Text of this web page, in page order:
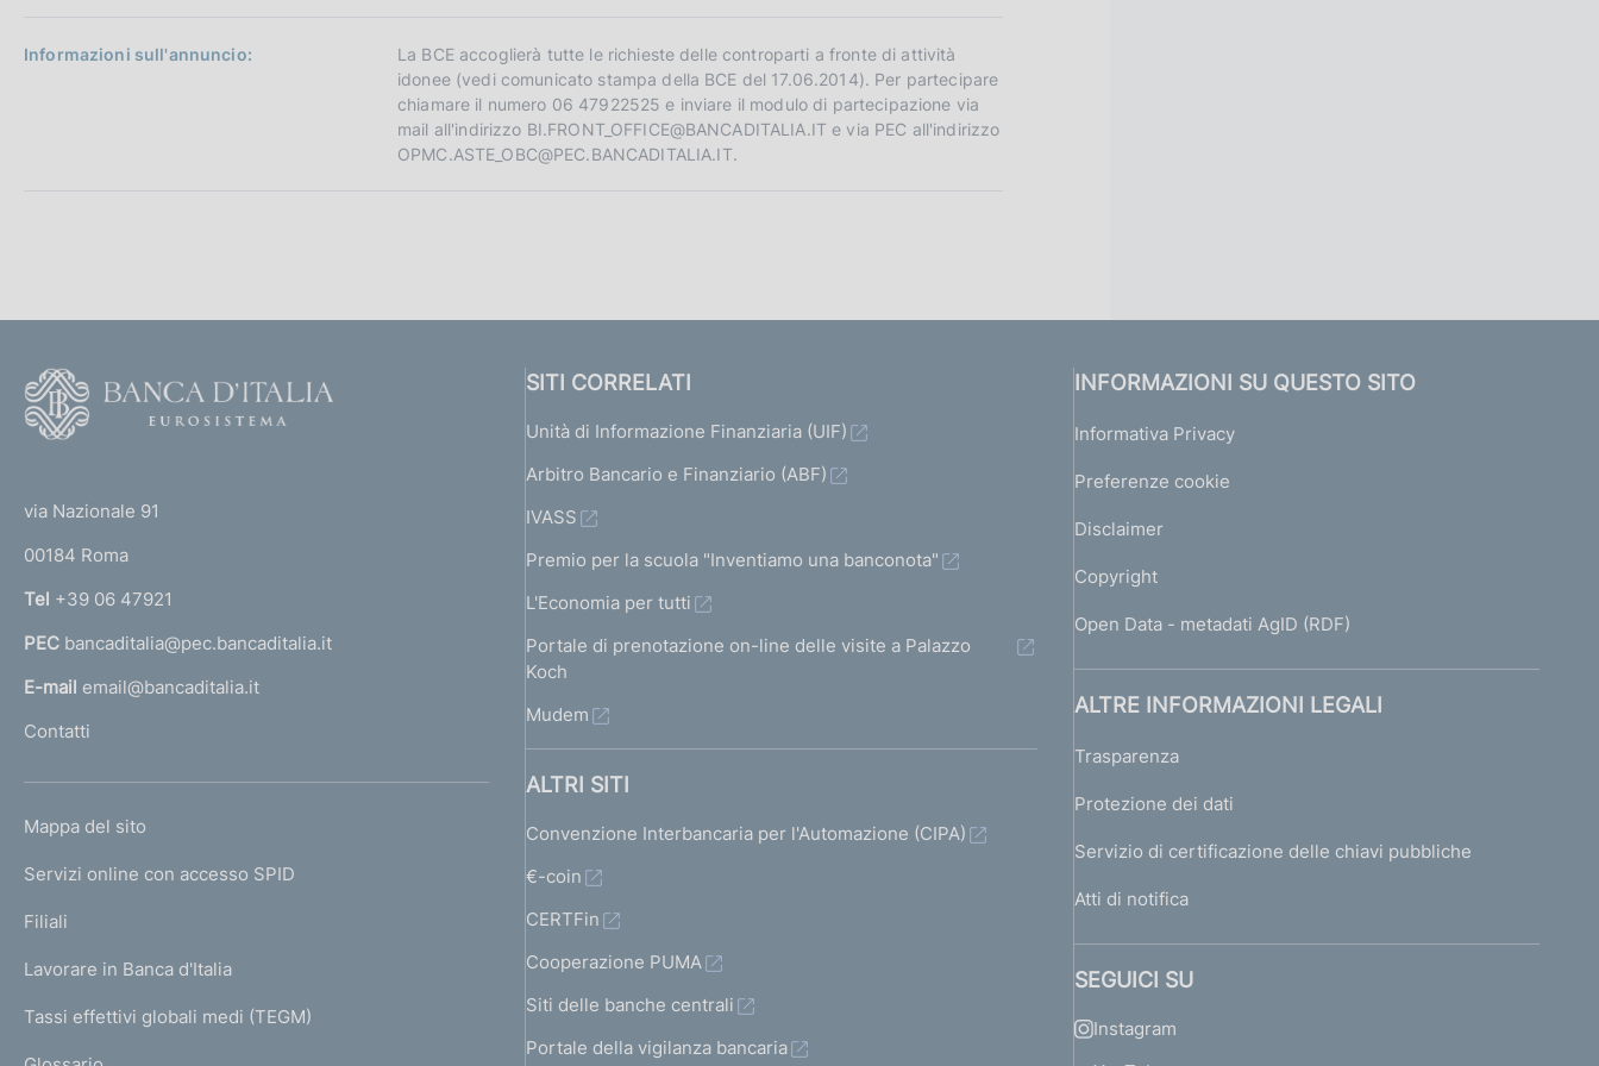
Informazioni sull'annuncio:
La BCE accoglierà tutte le richieste delle controparti a fronte di attività
idonee (vedi comunicato stampa della BCE del 17.06.2014). Per partecipare
chiamare il numero 06 47922525 e inviare il modulo di partecipazione via
mail all'indirizzo BI.FRONT_OFFICE@BANCADITALIA.IT e via PEC all'indirizzo
OPMC.ASTE_OBC@PEC.BANCADITALIA.IT.
r
n
a
l
'
m
e
a
g
via Nazionale 91
00184 Roma
Tel +39 06 47921
PEC bancaditalia@pec.bancaditalia.it
E-mail email@bancaditalia.it
Contatti
L
N
K
T
I
Mappa del sito
Servizi online con accesso SPID
Filiali
Lavorare in Banca d'Italia
Tassi effettivi globali medi (TEGM)
SITI CORRELATI
Unità di Informazione Finanziaria (UIF)
Arbitro Bancario e Finanziario (ABF)
IVASS
Premio per la scuola "Inventiamo una banconota"
L'Economia per tutti
Portale di prenotazione on-line delle visite a Palazzo
Koch
Mudem
ALTRI SITI
Convenzione Interbancaria per l'Automazione (CIPA)
€-coin
CERTFin
Cooperazione PUMA
Siti delle banche centrali
Portale della vigilanza bancaria
INFORMAZIONI SU QUESTO SITO
Informativa Privacy
Preferenze cookie
Disclaimer
Copyright
Open Data - metadati AgID (RDF)
ALTRE INFORMAZIONI LEGALI
Trasparenza
Protezione dei dati
Servizio di certificazione delle chiavi pubbliche
Atti di notifica
SEGUICI SU
Instagram